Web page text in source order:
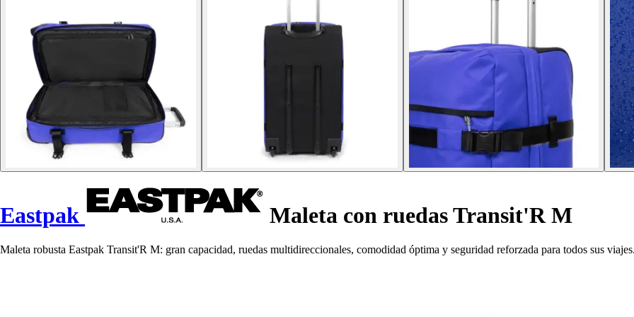
Eastpak Maleta con ruedas Transit'R M
Maleta robusta Eastpak Transit'R M: gran capacidad, ruedas multidireccionales, comodidad óptima y seguridad reforzada para todos sus